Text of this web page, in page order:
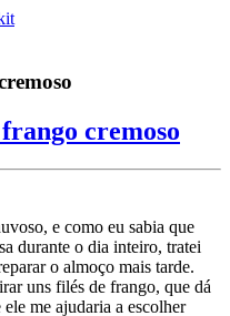
cremoso
e como eu sabia que
durante o dia inteiro, tratei
o almoço mais tarde.
uns filés de frango, que dá
me ajudaria a escolher